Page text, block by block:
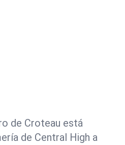
de Croteau está
de Central High a